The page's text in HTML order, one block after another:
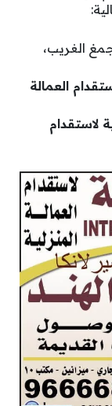
الغريب،
العمالة